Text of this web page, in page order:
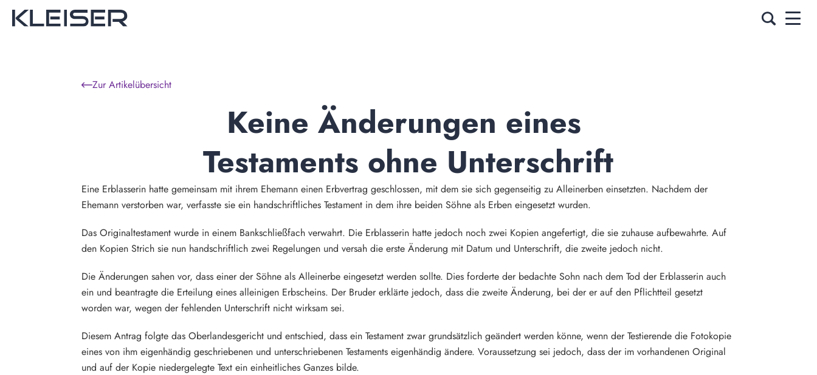
Zur Artikelübersicht
Keine Änderungen eines
Testaments ohne Unterschrift
Eine Erblasserin hatte gemeinsam mit ihrem Ehemann einen Erbvertrag geschlossen, mit dem sie sich gegenseitig zu Alleinerben einsetzten. Nachdem der
Ehemann verstorben war, verfasste sie ein handschriftliches Testament in dem ihre beiden Söhne als Erben eingesetzt wurden.
Das Originaltestament wurde in einem Bankschließfach verwahrt. Die Erblasserin hatte jedoch noch zwei Kopien angefertigt, die sie zuhause aufbewahrte. Auf
den Kopien Strich sie nun handschriftlich zwei Regelungen und versah die erste Änderung mit Datum und Unterschrift, die zweite jedoch nicht.
Die Änderungen sahen vor, dass einer der Söhne als Alleinerbe eingesetzt werden sollte. Dies forderte der bedachte Sohn nach dem Tod der Erblasserin auch
ein und beantragte die Erteilung eines alleinigen Erbscheins. Der Bruder erklärte jedoch, dass die zweite Änderung, bei der er auf den Pflichtteil gesetzt
worden war, wegen der fehlenden Unterschrift nicht wirksam sei.
Diesem Antrag folgte das Oberlandesgericht und entschied, dass ein Testament zwar grundsätzlich geändert werden könne, wenn der Testierende die Fotokopie
eines von ihm eigenhändig geschriebenen und unterschriebenen Testaments eigenhändig ändere. Voraussetzung sei jedoch, dass der im vorhandenen Original
und auf der Kopie niedergelegte Text ein einheitliches Ganzes bilde.